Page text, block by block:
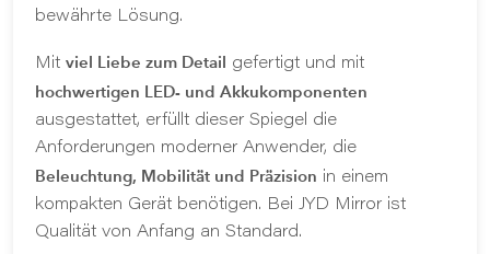
bewährte Lösung.
Mit viel Liebe zum Detail gefertigt und mit
hochwertigen LED- und Akkukomponenten
ausgestattet, erfüllt dieser Spiegel die
Anforderungen moderner Anwender, die
Beleuchtung, Mobilität und Präzision in einem
kompakten Gerät benötigen. Bei JYD Mirror ist
Qualität von Anfang an Standard.